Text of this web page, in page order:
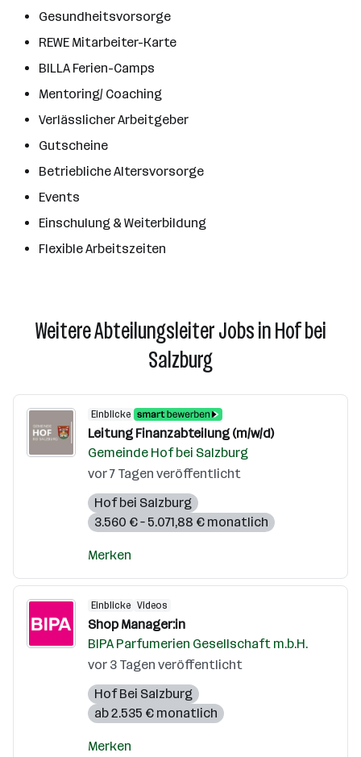
Gesundheitsvorsorge
REWE Mitarbeiter-Karte
BILLA Ferien-Camps
Mentoring/ Coaching
Verlässlicher Arbeitgeber
Gutscheine
Betriebliche Altersvorsorge
Events
Einschulung & Weiterbildung
Flexible Arbeitszeiten
Weitere Abteilungsleiter Jobs in Hof bei
Salzburg
Einblicke
Leitung Finanzabteilung (m/w/d)
Gemeinde Hof bei Salzburg
vor 7 Tagen veröffentlicht
Hof bei Salzburg
3.560 € – 5.071,88 € monatlich
Merken
Einblicke Videos
Shop Manager:in
BIPA Parfumerien Gesellschaft m.b.H.
vor 3 Tagen veröffentlicht
Hof Bei Salzburg
ab 2.535 € monatlich
Merken